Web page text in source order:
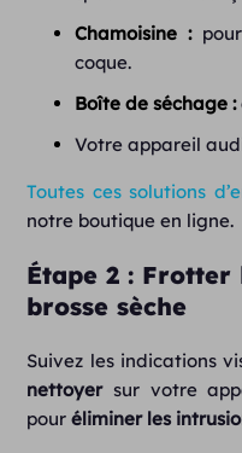
Chamoisine :
coque.
Boîte de séchage :
Votre appareil
Toutes ces solutions
notre boutique en ligne.
Étape 2 : Frotter
brosse sèche
Suivez les indications
nettoyersur votre
pouréliminer les